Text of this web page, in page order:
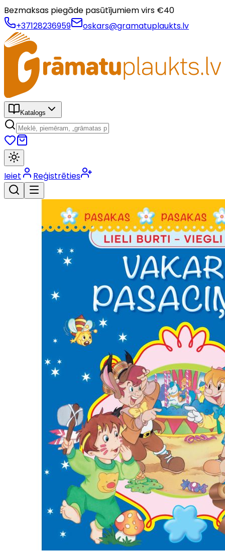
Bezmaksas piegāde pasūtījumiem virs €40
+37128236959
oskars@gramatuplaukts.lv
Katalogs
Ieiet Reģistrēties